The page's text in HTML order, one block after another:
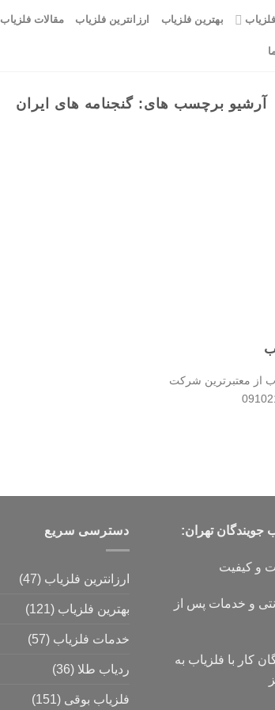
بهترین فلزیاب ارزانترین فلزیاب مقالات فلزیاب
آرشیو برچسب های: گنجنامه های ایران
از معتبرترین شرکت
تهران:
و کیفیت
و خدمات پس از
کار با فلزیاب به
دسترسی سریع
ارزانترین فلزیاب (47)
بهترین فلزیاب (121)
خدمات فلزیاب (57)
ردیاب طلا (36)
فلزیاب بوقی (151)